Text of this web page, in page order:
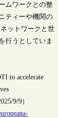
ムワークとの整
ティーや機関の
ットワークと世
行うとしていま
to accelerate
9/9）